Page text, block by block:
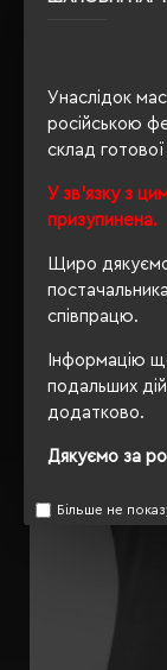
Унаслідок
російською
склад готової
У зв'язку з
призупинена.
Щиро
співпрацю.
Інформацію
подальших
додатково.
Дякуємо за
Більше не
РЕКОМЕНДУЄМО